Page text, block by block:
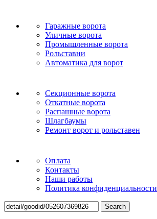
Гаражные ворота
Уличные ворота
Промышленные ворота
Рольставни
Автоматика для ворот
Секционные ворота
Откатные ворота
Распашные ворота
Шлагбаумы
Ремонт ворот и рольставен
Оплата
Контакты
Наши работы
Политика конфиденциальности
Search